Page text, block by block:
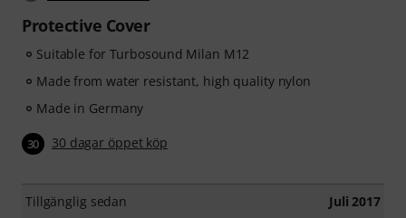
Protective Cover
Suitable for Turbosound Milan M12
Made from water resistant, high quality nylon
Made in Germany
30 30 dagar öppet köp
Tillgänglig sedan Juli 2017